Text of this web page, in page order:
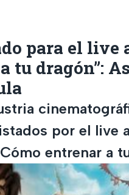
para el live
tu dragón”:
por el live
entrenar a